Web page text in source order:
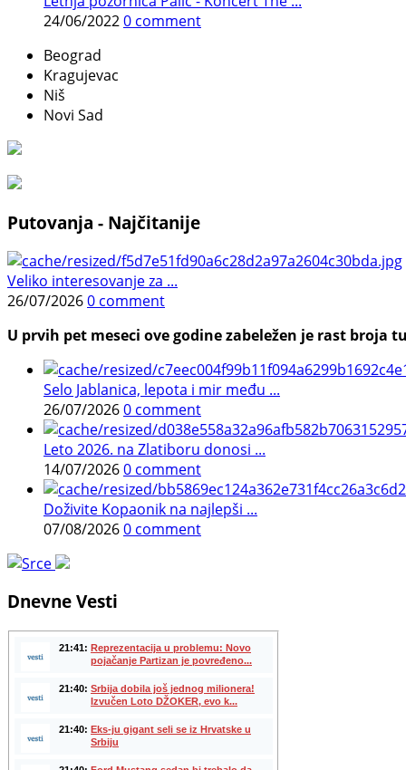
24/06/20220 comment
Beograd
Kragujevac
Niš
Novi Sad
Putovanja - Najčitanije
Veliko interesovanje za ...
26/07/20260 comment
U prvih pet meseci ove godine zabeležen je rast
Selo Jablanica, lepota i mir među ...
26/07/20260 comment
Leto 2026. na Zlatiboru donosi ...
14/07/20260 comment
Doživite Kopaonik na najlepši ...
07/08/20260 comment
Dnevne Vesti